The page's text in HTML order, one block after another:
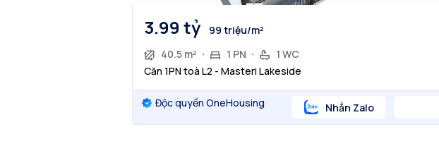
3.99 tỷ
99 triệu/m²
40.5 m²
1 PN
1 WC
Căn 1PN toà L2 - Masteri Lakeside
Độc quyền OneHousing Nhắn Zalo